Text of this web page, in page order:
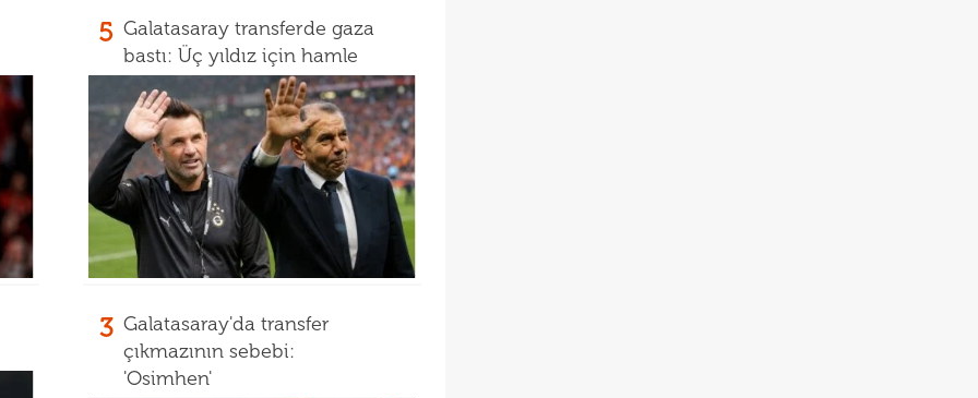
5 Galatasaray transferde gaza
bastı: Üç yıldız için hamle
3 Galatasaray'da transfer
çıkmazının sebebi:
'Osimhen'